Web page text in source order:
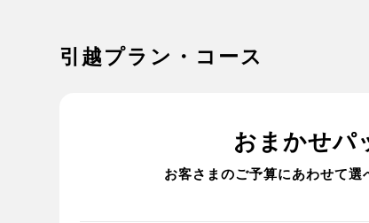
引越プラン・コース
おまかせパ
お客さまのご予算にあわせて選